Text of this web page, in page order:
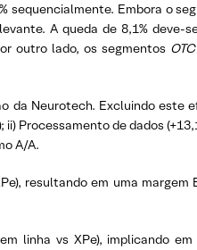
sequencialmente. Embora o
A queda de 8,1% deve-
outro lado, os segmentos OTC
da Neurotech. Excluindo este
Processamento de dados
A/A.
resultando em uma
linha vs XPe), implicando